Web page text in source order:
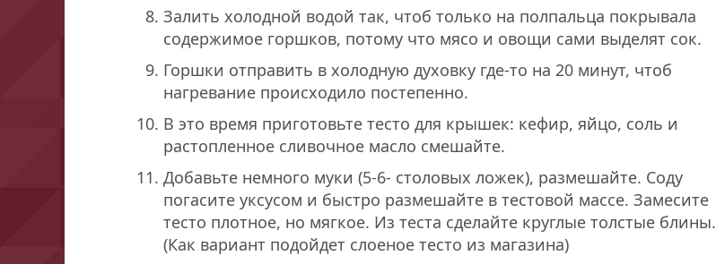
Залить холодной водой так, чтоб только на полпальца покрывала
содержимое горшков, потому что мясо и овощи сами выделят сок.
Горшки отправить в холодную духовку где-то на 20 минут, чтоб
нагревание происходило постепенно.
В это время приготовьте тесто для крышек: кефир, яйцо, соль и
растопленное сливочное масло смешайте.
Добавьте немного муки (5-6- столовых ложек), размешайте. Соду
погасите уксусом и быстро размешайте в тестовой массе. Замесите
тесто плотное, но мягкое. Из теста сделайте круглые толстые блины.
(Как вариант подойдет слоеное тесто из магазина)